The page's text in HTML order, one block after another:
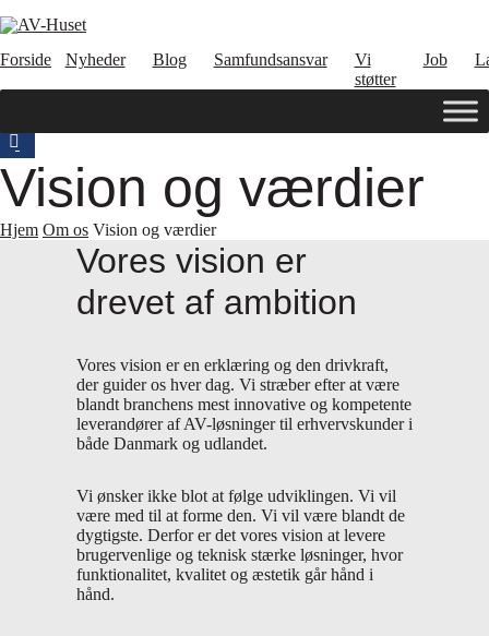
Forside Nyheder Blog Samfundsansvar
Vi
støtter
Job
Vision og værdier
Hjem Om os Vision og værdier
Vores vision er
drevet af ambition
Vores vision er en erklæring og den drivkraft,
der guider os hver dag. Vi stræber efter at være
blandt branchens mest innovative og kompetente
leverandører af AV-løsninger til erhvervskunder i
både Danmark og udlandet.
Vi ønsker ikke blot at følge udviklingen. Vi vil
være med til at forme den. Vi vil være blandt de
dygtigste. Derfor er det vores vision at levere
brugervenlige og teknisk stærke løsninger, hvor
funktionalitet, kvalitet og æstetik går hånd i
hånd.